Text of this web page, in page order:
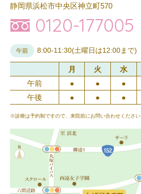
静岡県浜松市中央区神立町570
0120-177005
午前 8:00-11:30(土曜日は12:00まで)
月 火 水
午前
● ● ●
午後
● ● ●
※診療は予約制ですので、来院前にお問い合わせください